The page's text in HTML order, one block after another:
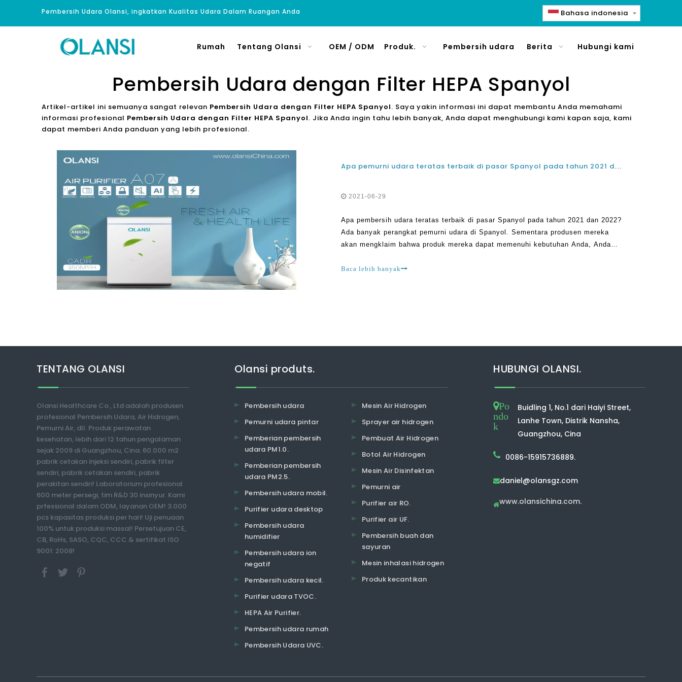
Pembersih Udara Olansi, ingkatkan Kualitas Udara Dalam Ruangan Anda Bahasa indonesia
Rumah Tentang Olansi OEM / ODM Produk. Pembersih udara Berita Hubungi kami
Pembersih Udara dengan Filter HEPA Spanyol
Artikel-artikel ini semuanya sangat relevan Pembersih Udara dengan Filter HEPA Spanyol. Saya yakin informasi ini dapat membantu Anda memahami
informasi profesional Pembersih Udara dengan Filter HEPA Spanyol. Jika Anda ingin tahu lebih banyak, Anda dapat menghubungi kami kapan saja, kami
dapat memberi Anda panduan yang lebih profesional.
Apa pemurni udara teratas terbaik di pasar Spanyol pada tahun 2021 dan 2022?
2021-06-29
Apa pembersih udara teratas terbaik di pasar Spanyol pada tahun 2021 dan 2022?
Ada banyak perangkat pemurni udara di Spanyol. Sementara produsen mereka
akan mengklaim bahwa produk mereka dapat memenuhi kebutuhan Anda, Anda
Baca lebih banyak
TENTANG OLANSI
Olansi Healthcare Co., Ltd adalah produsen
profesional Pembersih Udara, Air Hidrogen,
Pemurni Air, dll. Produk perawatan
kesehatan, lebih dari 12 tahun pengalaman
sejak 2009 di Guangzhou, Cina. 60.000 m2
pabrik cetakan injeksi sendiri, pabrik filter
sendiri, pabrik cetakan sendiri, pabrik
perakitan sendiri! Laboratorium profesional
600 meter persegi, tim R&D 30 insinyur. Kami
prfessional dalam ODM, layanan OEM! 3.000
pcs kapasitas produksi per hari! Uji penuaan
100% untuk produksi massal! Persetujuan CE,
CB, RoHs, SASO, CQC, CCC & sertifikat ISO
9001: 2008!
Olansi produts.
Pembersih udara
Pemurni udara pintar
Pemberian pembersih
udara PM1.0.
Pemberian pembersih
udara PM2.5.
Pembersih udara mobil.
Purifier udara desktop
Pembersih udara
humidifier
Pembersih udara ion
negatif
Pembersih udara kecil.
Purifier udara TVOC.
HEPA Air Purifier.
Pembersih udara rumah
Pembersih Udara UVC.
Mesin Air Hidrogen
Sprayer air hidrogen
Pembuat Air Hidrogen
Botol Air Hidrogen
Mesin Air Disinfektan
Pemurni air
Purifier air RO.
Purifier air UF.
Pembersih buah dan
sayuran
Mesin inhalasi hidrogen
Produk kecantikan
HUBUNGI OLANSI.
Po
ndo
k
Buidling 1, No.1 dari Haiyi Street,
Lanhe Town, Distrik Nansha,
Guangzhou, Cina
0086-15915736889.
daniel@olansgz.com
www.olansichina.com.